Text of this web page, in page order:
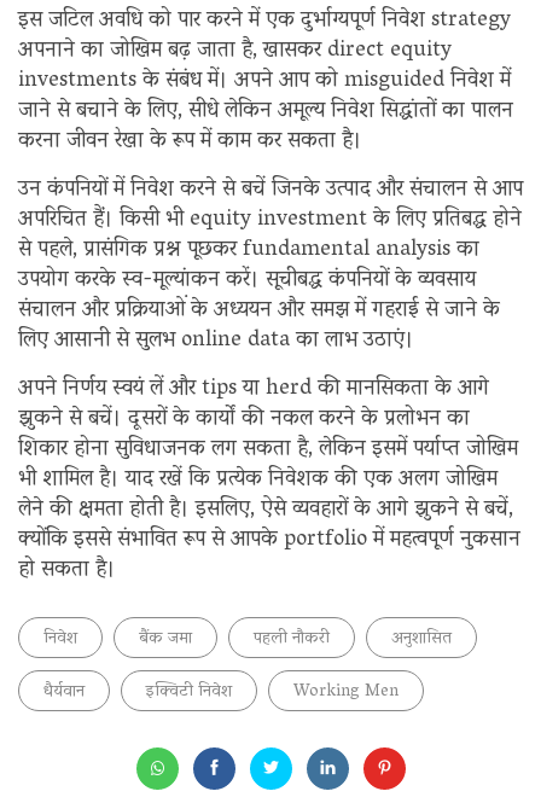
इस जटिल अवधि को पार करने में एक दुर्भाग्यपूर्ण निवेश strategy
अपनाने का जोखिम बढ़ जाता है, खासकर direct equity
investments के संबंध में। अपने आप को misguided निवेश में
जाने से बचाने के लिए, सीधे लेकिन अमूल्य निवेश सिद्धांतों का पालन
करना जीवन रेखा के रूप में काम कर सकता है।
उन कंपनियों में निवेश करने से बचें जिनके उत्पाद और संचालन से आप
अपरिचित हैं। किसी भी equity investment के लिए प्रतिबद्ध होने
से पहले, प्रासंगिक प्रश्न पूछकर fundamental analysis का
उपयोग करके स्व-मूल्यांकन करें। सूचीबद्ध कंपनियों के व्यवसाय
संचालन और प्रक्रियाओं के अध्ययन और समझ में गहराई से जाने के
लिए आसानी से सुलभ online data का लाभ उठाएं।
अपने निर्णय स्वयं लें और tips या herd की मानसिकता के आगे
झुकने से बचें। दूसरों के कार्यों की नकल करने के प्रलोभन का
शिकार होना सुविधाजनक लग सकता है, लेकिन इसमें पर्याप्त जोखिम
भी शामिल है। याद रखें कि प्रत्येक निवेशक की एक अलग जोखिम
लेने की क्षमता होती है। इसलिए, ऐसे व्यवहारों के आगे झुकने से बचें,
क्योंकि इससे संभावित रूप से आपके portfolio में महत्वपूर्ण नुकसान
हो सकता है।
निवेश बैंक जमा पहली नौकरी
अनुशासित
धैर्यवान
इक्विटी निवेश Working Men